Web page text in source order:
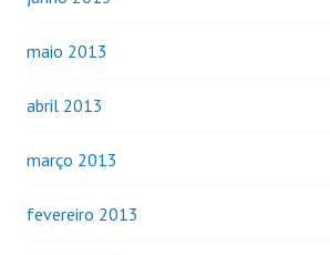
maio 2013
abril 2013
março 2013
fevereiro 2013